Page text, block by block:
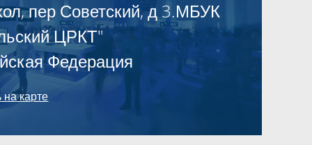
пер Советский, д 3.МБУК
ЦРКТ"
Федерация
на карте